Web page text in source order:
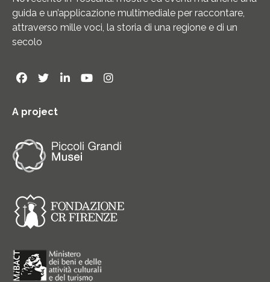
guida e un’applicazione multimediale per raccontare,
attraverso mille voci, la storia di una regione e di un
secolo
A project